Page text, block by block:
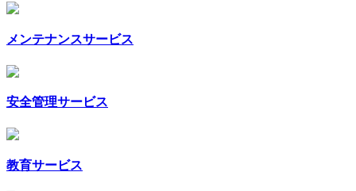
メンテナンスサービス
安全管理サービス
教育サービス